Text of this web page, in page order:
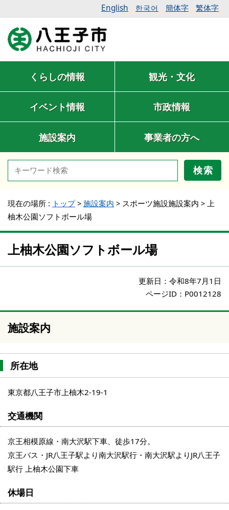
English 한국어 簡体字 繁体字
くらしの情報 観光・文化
イベント情報 市政情報
施設案内 事業者の方へ
検索
現在の場所 : トップ> 施設案内 > スポーツ施設施設案内 > 上
柚木公園ソフトボール場
上柚木公園ソフトボール場
更新日： 令和8年7月1日
ページID：P0012128
施設案内
所在地
東京都八王子市上柚木2-19-1
交通機関
京王相模原線・南大沢駅下車、徒歩17分。
京王バス・JR八王子駅より南大沢駅行・南大沢駅よりJR八王子
駅行 上柚木公園下車
休場日